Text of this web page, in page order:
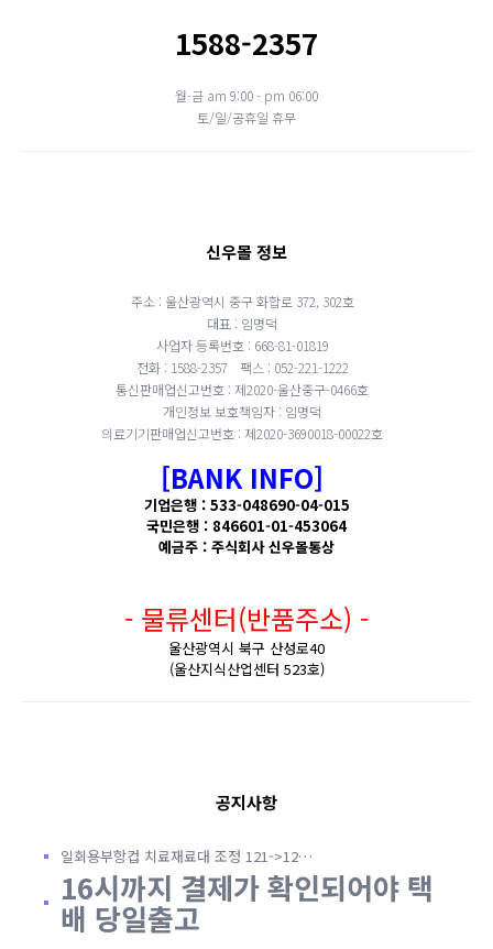
1588-2357
월-금 am 9:00 - pm 06:00
토/일/공휴일 휴무
신우몰 정보
주소 : 울산광역시 중구 화합로 372, 302호
대표 : 임명덕
사업자 등록번호 : 668-81-01819
전화 : 1588-2357
팩스 : 052-221-1222
통신판매업신고번호 : 제2020-울산중구-0466호
개인정보 보호책임자 : 임명덕
의료기기판매업신고번호 : 제2020-3690018-00022호
[BANK INFO]
기업은행 : 533-048690-04-015
국민은행 : 846601-01-453064
예금주 : 주식회사 신우몰통상
- 물류센터(반품주소) -
울산광역시 북구 산성로40
(울산지식산업센터 523호)
공지사항
일회용부항컵 치료재료대 조정 121->12…
16시까지 결제가 확인되어야 택
배 당일출고